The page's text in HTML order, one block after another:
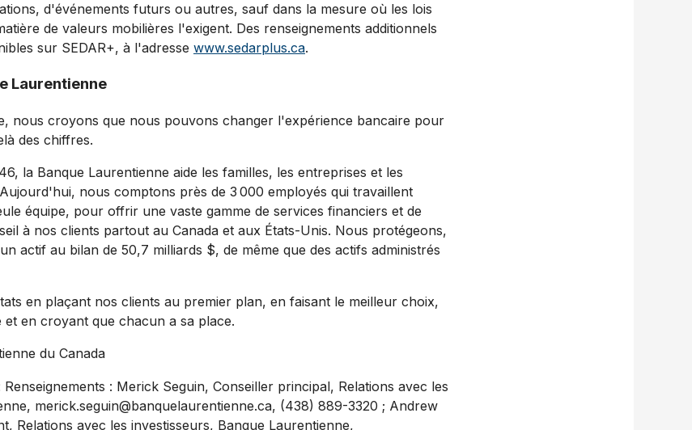
d'événements futurs ou autres, sauf dans la mesure où les lois
de valeurs mobilières l'exigent. Des renseignements additionnels
sur SEDAR+, à l'adresse www.sedarplus.ca.
Laurentienne
nous croyons que nous pouvons changer l'expérience bancaire pour
des chiffres.
la Banque Laurentienne aide les familles, les entreprises et les
nous comptons près de 3 000 employés qui travaillent
équipe, pour offrir une vaste gamme de services financiers et de
à nos clients partout au Canada et aux États-Unis. Nous protégeons,
actif au bilan de 50,7 milliards $, de même que des actifs administrés
en plaçant nos clients au premier plan, en faisant le meilleur choix,
et en croyant que chacun a sa place.
du Canada
: Merick Seguin, Conseiller principal, Relations avec les
merick.seguin@banquelaurentienne.ca, (438) 889-3320 ; Andrew
Relations avec les investisseurs, Banque Laurentienne,